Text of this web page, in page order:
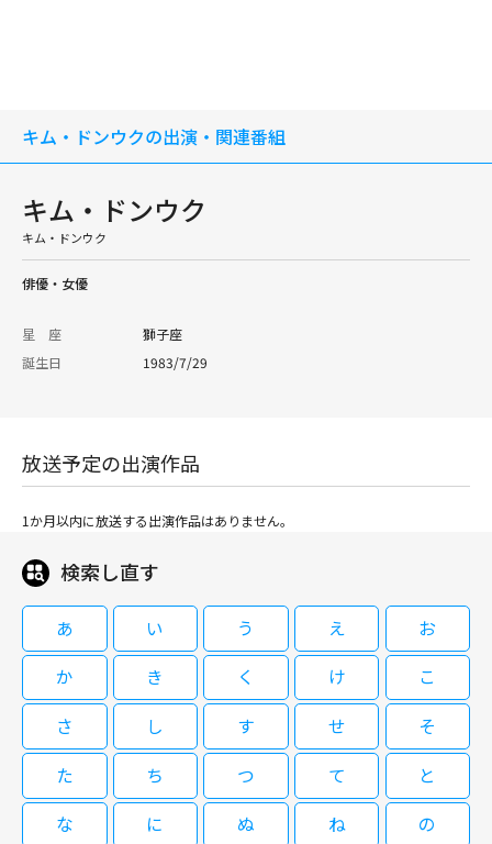
キム・ドンウクの出演・関連番組
キム・ドンウク
キム・ドンウク
俳優・女優
星 座
獅子座
誕生日
1983/7/29
放送予定の出演作品
1か月以内に放送する出演作品はありません。
検索し直す
あ い う え
お
か
き く け
こ
さ
し す せ
そ
た
ち つ て
と
な
に ぬ ね
の